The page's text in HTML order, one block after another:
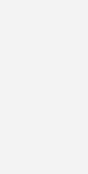
Lieferanten treffen.
sind noch
Scholz eine
Höhe würde aber
der
2 Ct/kWh liegen –
es sogar weniger
die Frage nach der
Frage während
Frage absehbar war,
momentan von